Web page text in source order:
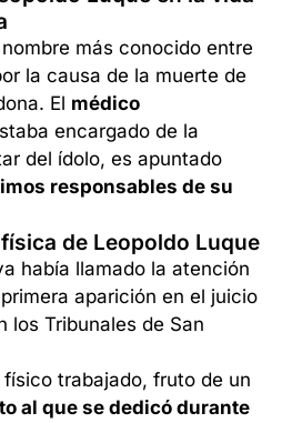
más conocido entre
la causa de la muerte de
El médico
encargado de la
del ídolo, es apuntado
responsables de su
de Leopoldo Luque
había llamado la atención
aparición en el juicio
los Tribunales de San
trabajado, fruto de un
al que se dedicó durante